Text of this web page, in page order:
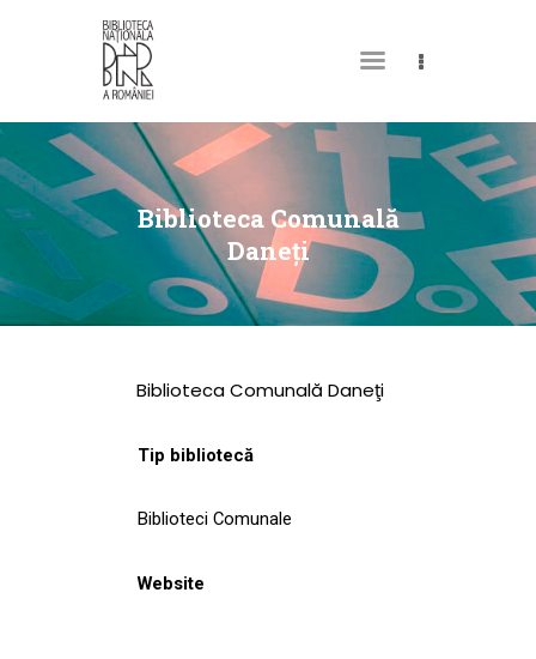
Biblioteca Comunală
Daneţi
DESPRE NOI
PERMISUL MEU DE
BIBLIOTECĂ
CATALOAGE ȘI
COLECȚII
CULTURALE
NOUTĂȚI
Biblioteca Comunală Daneţi
Tip bibliotecă
Biblioteci Comunale
Website